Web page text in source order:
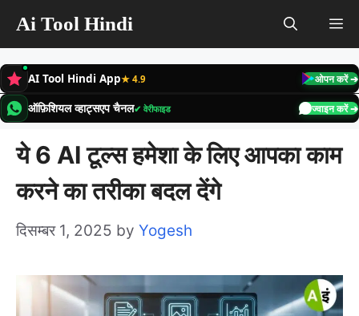
content
Ai Tool Hindi
AI Tool Hindi App★ 4.9 ओपन करें ➔
ऑफ़िशियल व्हाट्सएप चैनल✔ वेरीफाइड ज्वाइन करें ➔
ये 6 AI टूल्स हमेशा के लिए आपका काम
करने का तरीका बदल देंगे
दिसम्बर 1, 2025 by Yogesh